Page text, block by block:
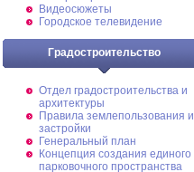
Видеосюжеты
Городское телевидение
Градостроительство
Отдел градостроительства и
архитектуры
Правила землепользования и
застройки
Генеральный план
Концепция создания единого
парковочного пространства